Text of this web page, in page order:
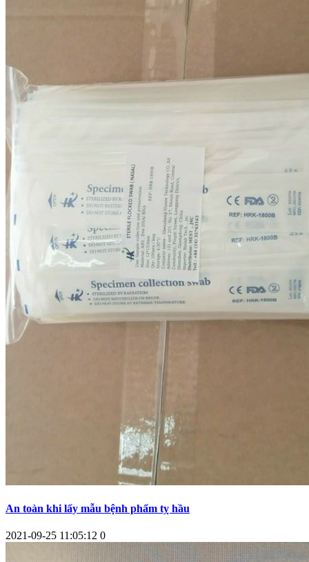
An toàn khi lấy mẫu bệnh phẩm tỵ hầu
2021-09-25 11:05:12 0